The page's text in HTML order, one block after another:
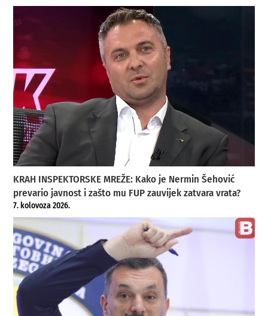
KRAH INSPEKTORSKE MREŽE: Kako je Nermin Šehović
prevario javnost i zašto mu FUP zauvijek zatvara vrata?
7. kolovoza 2026.